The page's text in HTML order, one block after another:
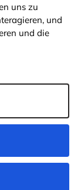
Waren
Rights Reserved.
uns zu
und
und die